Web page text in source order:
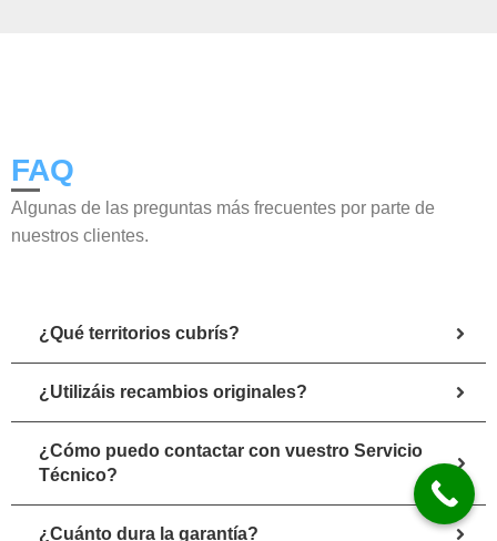
FAQ
Algunas de las preguntas más frecuentes por parte de
nuestros clientes.
¿Qué territorios cubrís?
¿Utilizáis recambios originales?
¿Cómo puedo contactar con vuestro Servicio
Técnico?
¿Cuánto dura la garantía?